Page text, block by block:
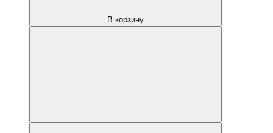
В корзину